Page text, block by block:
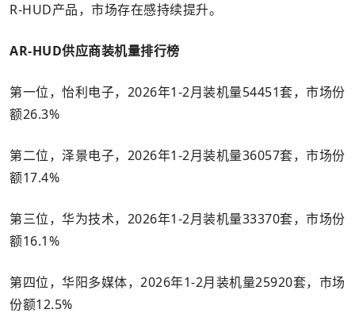
R-HUD产品，市场存在感持续提升。
AR-HUD供应商装机量排行榜
第一位，怡利电子，2026年1-2月装机量54451套，市场份
额26.3%
第二位，泽景电子，2026年1-2月装机量36057套，市场份
额17.4%
第三位，华为技术，2026年1-2月装机量33370套，市场份
额16.1%
第四位，华阳多媒体，2026年1-2月装机量25920套，市场
份额12.5%